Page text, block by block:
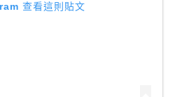
查看這則貼文